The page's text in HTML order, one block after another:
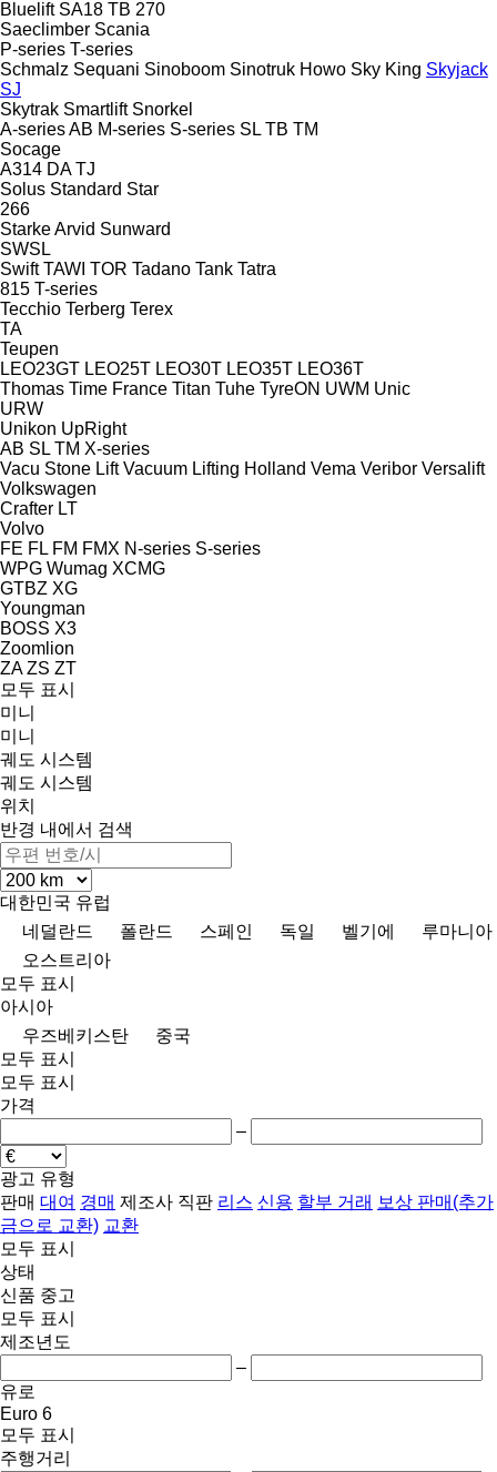
Bluelift SA18 TB 270
Saeclimber Scania
P-series T-series
Schmalz Sequani Sinoboom Sinotruk Howo Sky King Skyjack
SJ
Skytrak Smartlift Snorkel
A-seriesAB M-series S-series SL TB TM
Socage
A314 DA TJ
Solus Standard Star
266
Starke Arvid Sunward
SWSL
Swift TAWI TOR Tadano Tank Tatra
815 T-series
Tecchio Terberg Terex
TA
Teupen
LEO23GT LEO25T LEO30T LEO35T LEO36T
Thomas Time France Titan Tuhe TyreON UWM Unic
URW
Unikon UpRight
AB SL TM X-series
Vacu Stone Lift Vacuum Lifting Holland Vema Veribor Versalift
Volkswagen
Crafter LT
Volvo
FE FL FM FMX N-series S-series
WPG Wumag XCMG
GTBZ XG
Youngman
BOSS X3
Zoomlion
ZA ZS ZT
모두 표시
미니
미니
궤도 시스템
궤도 시스템
위치
반경 내에서 검색
대한민국 유럽
네덜란드
폴란드 스페인 독일 벨기에
루마니아
오스트리아
모두 표시
아시아
우즈베키스탄
중국
모두 표시
모두 표시
가격
–
광고 유형
판매 대여 경매 제조사 직판 리스 신용 할부 거래 보상 판매(추가
금으로 교환) 교환
모두 표시
상태
신품 중고
모두 표시
제조년도
–
유로
Euro 6
모두 표시
주행거리